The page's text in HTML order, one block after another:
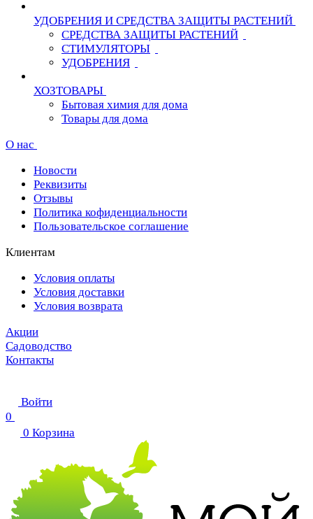
УДОБРЕНИЯ И СРЕДСТВА ЗАЩИТЫ РАСТЕНИЙ
СРЕДСТВА ЗАЩИТЫ РАСТЕНИЙ
СТИМУЛЯТОРЫ
УДОБРЕНИЯ
ХОЗТОВАРЫ
Бытовая химия для дома
Товары для дома
О нас
Новости
Реквизиты
Отзывы
Политика кофиденциальности
Пользовательское соглашение
Клиентам
Условия оплаты
Условия доставки
Условия возврата
Акции
Садоводство
Контакты
Войти
0
0 Корзина